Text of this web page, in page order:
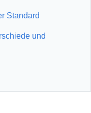
Standard
und